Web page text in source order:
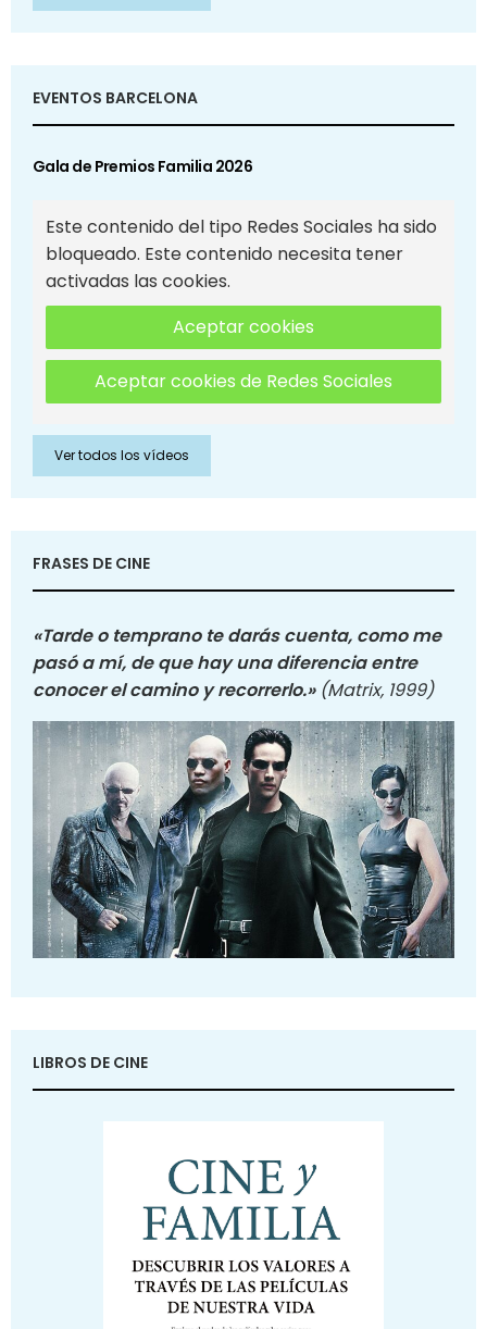
EVENTOS BARCELONA
Gala de Premios Familia 2026
Este contenido del tipo Redes Sociales ha sido
bloqueado. Este contenido necesita tener
activadas las cookies.
Aceptar cookies
Aceptar cookies de Redes Sociales
Ver todos los vídeos
FRASES DE CINE
«Tarde o temprano te darás cuenta, como me
pasó a mí, de que hay una diferencia entre
conocer el camino y recorrerlo.» (Matrix, 1999)
LIBROS DE CINE